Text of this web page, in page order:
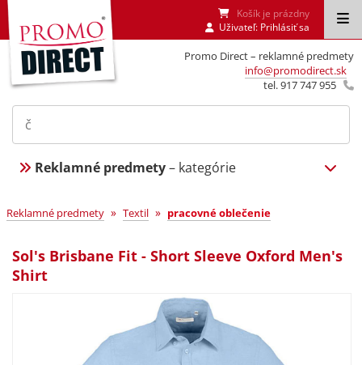
Promo Direct – reklamné predmety
info@promodirect.sk
tel. 917 747 955
Košík je prázdny
Uživateľ: Prihlásiť sa
Reklamné predmety– kategórie
Reklamné predmety » Textil » pracovné oblečenie
Sol's Brisbane Fit - Short Sleeve Oxford Men's
Shirt